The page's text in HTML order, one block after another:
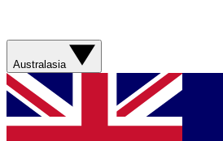
Australasia